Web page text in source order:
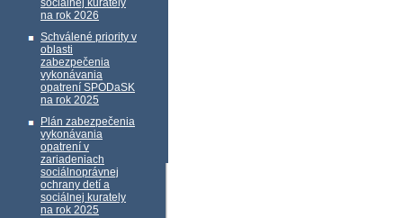
sociálnej kurately
na rok 2026
Schválené priority v
oblasti
zabezpečenia
vykonávania
opatrení SPODaSK
na rok 2025
Plán zabezpečenia
vykonávania
opatrení v
zariadeniach
sociálnoprávnej
ochrany detí a
sociálnej kurately
na rok 2025